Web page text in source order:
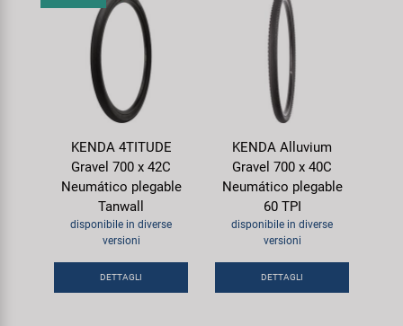
KENDA 4TITUDE
Gravel 700 x 42C
Neumático plegable
Tanwall
disponibile in diverse
versioni
DETTAGLI
KENDA Alluvium
Gravel 700 x 40C
Neumático plegable
60 TPI
disponibile in diverse
versioni
DETTAGLI